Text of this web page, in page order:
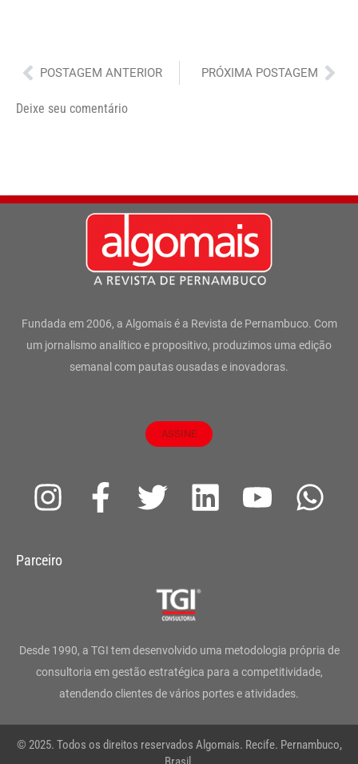
Anterior
POSTAGEM ANTERIOR PRÓXIMA POSTAGEM
Deixe seu comentário
Fundada em 2006, a Algomais é a Revista de Pernambuco. Com
um jornalismo analítico e propositivo, produzimos uma edição
semanal com pautas ousadas e inovadoras.
ASSINE
I
s
g
r
a
m
F
a
o
o
k
-
T
t
e
r
L
d
i
n
Y
b
e
W
a
p
Parceiro
Desde 1990, a TGI tem desenvolvido uma metodologia própria de
consultoria em gestão estratégica para a competitividade,
atendendo clientes de vários portes e atividades.
© 2025. Todos os direitos reservados Algomais. Recife. Pernambuco,